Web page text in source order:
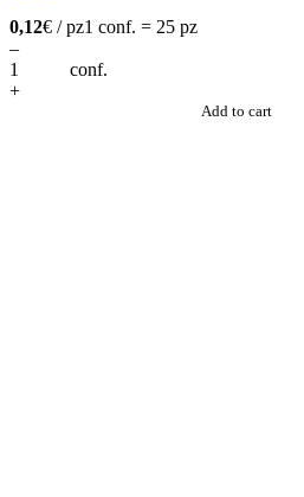
0,12€ / pz1 conf. = 25 pz
–
conf.
+
Add to cart